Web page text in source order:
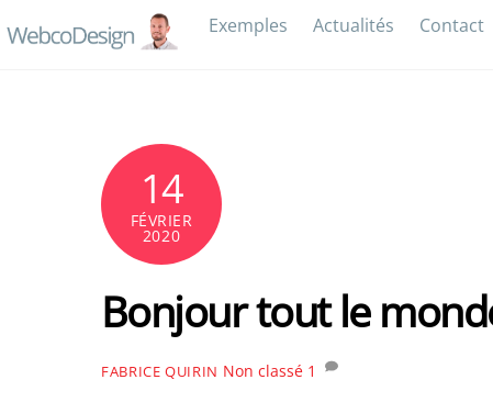
to
Exemples Actualités Contact
14
FÉVRIER
2020
Bonjour tout le
FABRICE QUIRIN Non classé 1